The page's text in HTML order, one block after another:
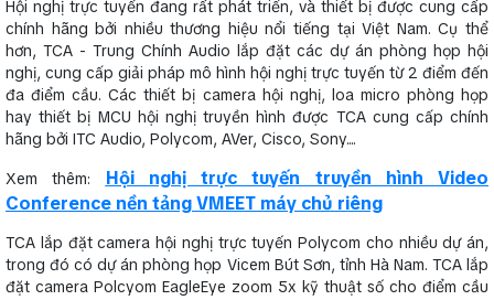
Hội nghị trực tuyến đang rất phát triển, và thiết bị được cung cấp
chính hãng bởi nhiều thương hiệu nổi tiếng tại Việt Nam. Cụ thể
hơn, TCA - Trung Chính Audio lắp đặt các dự án phòng họp hội
nghị, cung cấp giải pháp mô hình hội nghị trực tuyến từ 2 điểm đến
đa điểm cầu. Các thiết bị camera hội nghị, loa micro phòng họp
hay thiết bị MCU hội nghị truyền hình được TCA cung cấp chính
hãng bởi ITC Audio, Polycom, AVer, Cisco, Sony....
Xem thêm: Hội nghị trực tuyến truyền hình Video
Conference nền tảng VMEET máy chủ riêng
TCA lắp đặt camera hội nghị trực tuyến Polycom cho nhiều dự án,
trong đó có dự án phòng họp Vicem Bút Sơn, tỉnh Hà Nam. TCA lắp
đặt camera Polcyom EagleEye zoom 5x kỹ thuật số cho điểm cầu